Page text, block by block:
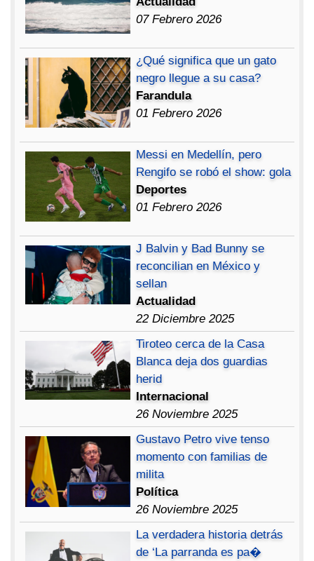
07 Febrero 2026
¿Qué significa que un gato
negro llegue a su casa?
Farandula
01 Febrero 2026
Messi en Medellín, pero
Rengifo se robó el show: gola
Deportes
01 Febrero 2026
J Balvin y Bad Bunny se
reconcilian en México y
sellan
Actualidad
22 Diciembre 2025
Tiroteo cerca de la Casa
Blanca deja dos guardias
herid
Internacional
26 Noviembre 2025
Gustavo Petro vive tenso
momento con familias de
milita
Política
26 Noviembre 2025
La verdadera historia detrás
de ‘La parranda es pa�